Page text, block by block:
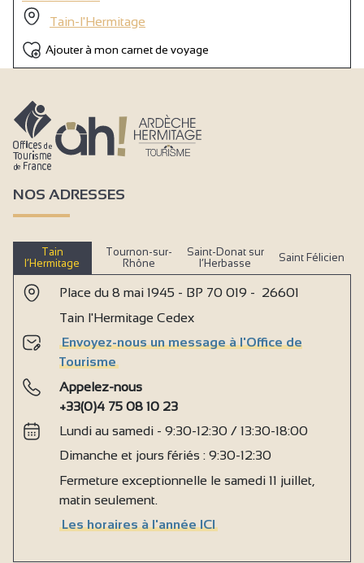
Tain-l'Hermitage
Ajouter à mon carnet de voyage
NOS ADRESSES
Tain
l’Hermitage
Tournon-sur-
Rhône
Saint-Donat sur
l’Herbasse
Saint Félicien
Place du 8 mai 1945 - BP 70 019 - 26601
Tain l'Hermitage Cedex
Envoyez-nous un message à l'Office de
Tourisme
Appelez-nous
+33(0)4 75 08 10 23
Lundi au samedi - 9:30-12:30 / 13:30-18:00
Dimanche et jours fériés : 9:30-12:30
Fermeture exceptionnelle le samedi 11 juillet,
matin seulement.
Les horaires à l'année ICI